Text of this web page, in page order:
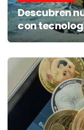
Descubren
con